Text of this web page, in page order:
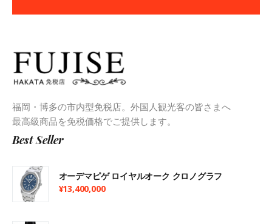
福岡・博多の市内型免税店。外国人観光客の皆さまへ
最高級商品を免税価格でご提供します。
Best Seller
オーデマピゲ ロイヤルオーク クロノグラフ
¥13,400,000